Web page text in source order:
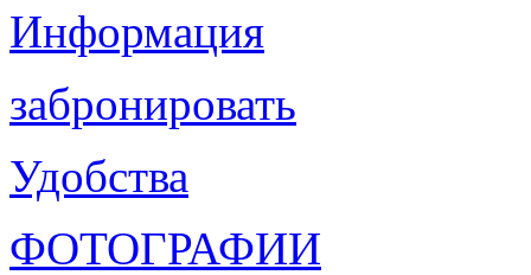
Информация
забронировать
Удобства
ФОТОГРАФИИ